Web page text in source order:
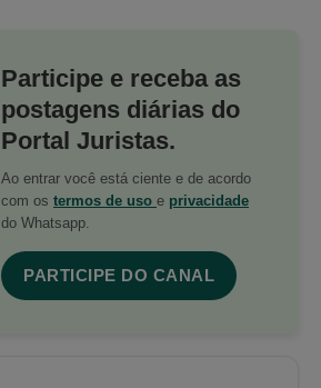
Participe e receba as
postagens diárias do
Portal Juristas.
Ao entrar você está ciente e de acordo
com os termos de uso e privacidade
do Whatsapp.
PARTICIPE DO CANAL